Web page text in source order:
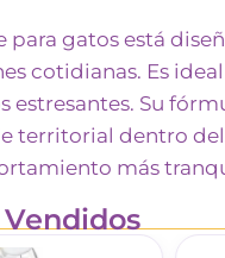
para gatos está
cotidianas. Es
estresantes. Su
territorial dentro del
más